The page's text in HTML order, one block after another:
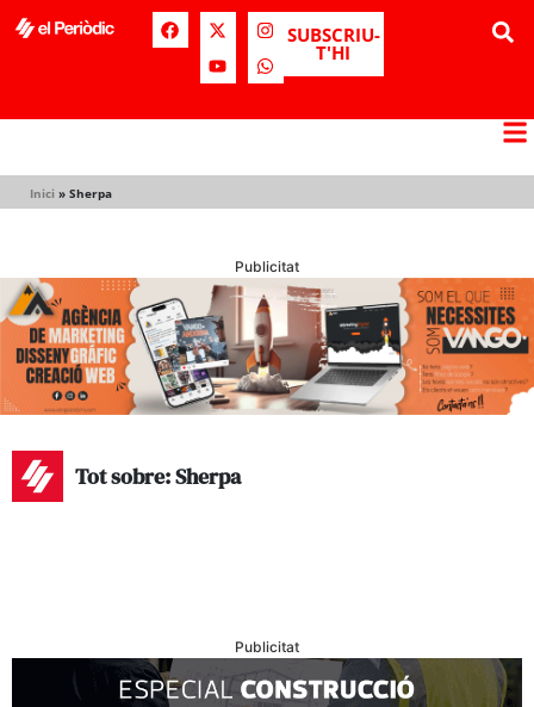
SUBSCRIU-
T'HI
Inici » Sherpa
Publicitat
Tot sobre: Sherpa
Publicitat